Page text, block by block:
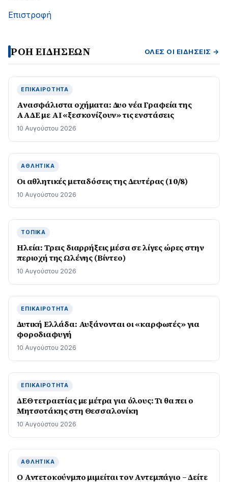
Επιστροφή
ΡΟΗ ΕΙΔΗΣΕΩΝ ΌΛΕΣ ΟΙ ΕΙΔΉΣΕΙΣ →
ΕΠΙΚΑΙΡΌΤΗΤΑ
Ανασφάλιστα οχήματα: Δυο νέα Γραφεία της
ΑΑΔΕ με ΑΙ «ξεσκονίζουν» τις ενστάσεις
10 Αυγούστου 2026
ΑΘΛΗΤΙΚΆ
Οι αθλητικές μεταδόσεις της Δευτέρας (10/8)
10 Αυγούστου 2026
ΤΟΠΙΚΆ
Ηλεία: Τρεις διαρρήξεις μέσα σε λίγες ώρες στην
περιοχή της Ωλένης (Βίντεο)
10 Αυγούστου 2026
ΕΠΙΚΑΙΡΌΤΗΤΑ
Δυτική Ελλάδα: Αυξάνονται οι «καρφωτές» για
φοροδιαφυγή
10 Αυγούστου 2026
ΕΠΙΚΑΙΡΌΤΗΤΑ
ΔΕΘ τετραετίας με μέτρα για όλους: Τι θα πει ο
Μητσοτάκης στη Θεσσαλονίκη
10 Αυγούστου 2026
ΑΘΛΗΤΙΚΆ
Ο Αντετοκούνμπο μιμείται τον Αντεμπάγιο – Δείτε